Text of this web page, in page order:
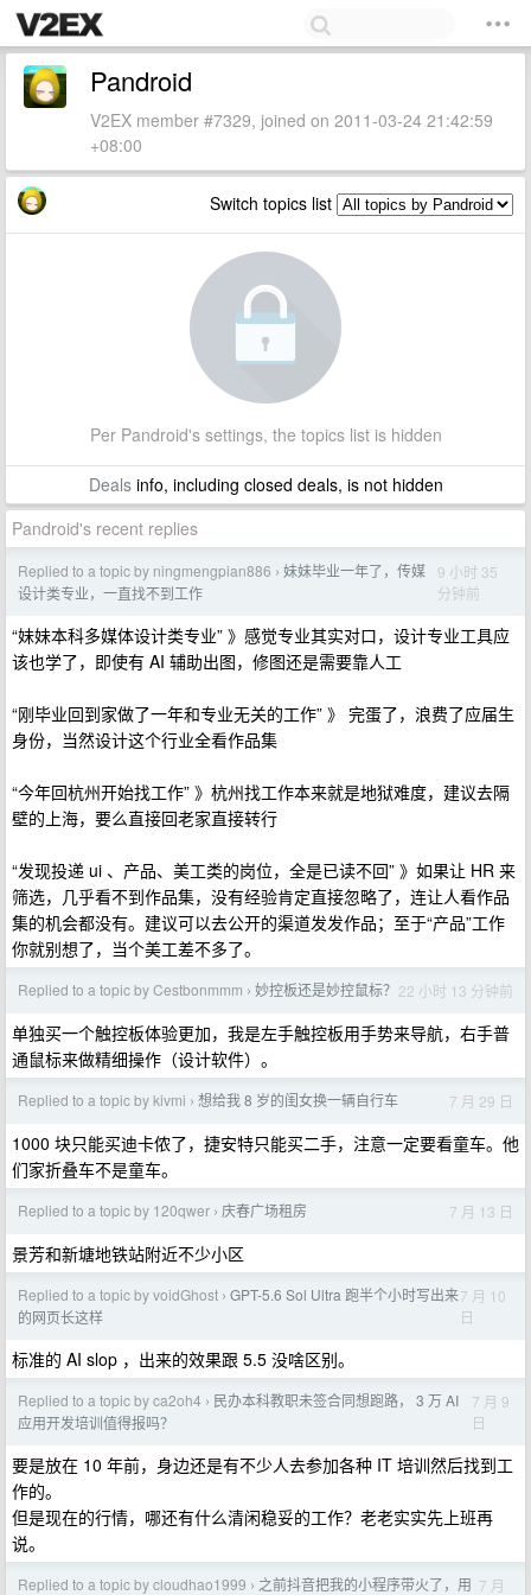
Pandroid
V2EX member #7329, joined on 2011-03-24 21:42:59
+08:00
Switch topics list
Per Pandroid's settings, the topics list is hidden
Dealsinfo, including closed deals, is not hidden
Pandroid's recent replies
Replied to a topic by ningmengpian886 › 妹妹毕业一年了，传媒
设计类专业，一直找不到工作
9 小时 35
分钟前
“妹妹本科多媒体设计类专业” 》感觉专业其实对口，设计专业工具应
该也学了，即使有 AI 辅助出图，修图还是需要靠人工
“刚毕业回到家做了一年和专业无关的工作” 》 完蛋了，浪费了应届生
身份，当然设计这个行业全看作品集
“今年回杭州开始找工作” 》杭州找工作本来就是地狱难度，建议去隔
壁的上海，要么直接回老家直接转行
“发现投递 ui 、产品、美工类的岗位，全是已读不回” 》如果让 HR 来
筛选，几乎看不到作品集，没有经验肯定直接忽略了，连让人看作品
集的机会都没有。建议可以去公开的渠道发发作品；至于“产品”工作
你就别想了，当个美工差不多了。
Replied to a topic by Cestbonmmm › 妙控板还是妙控鼠标？ 22 小时 13 分钟前
单独买一个触控板体验更加，我是左手触控板用手势来导航，右手普
通鼠标来做精细操作（设计软件）。
Replied to a topic by kivmi › 想给我 8 岁的闺女换一辆自行车 7 月 29 日
1000 块只能买迪卡侬了，捷安特只能买二手，注意一定要看童车。他
们家折叠车不是童车。
Replied to a topic by 120qwer › 庆春广场租房 7 月 13 日
景芳和新塘地铁站附近不少小区
Replied to a topic by voidGhost › GPT-5.6 Sol Ultra 跑半个小时写出来
的网页长这样
7 月 10
日
标准的 AI slop ，出来的效果跟 5.5 没啥区别。
Replied to a topic by ca2oh4 › 民办本科教职未签合同想跑路， 3 万 AI
应用开发培训值得报吗？
7 月 9
日
要是放在 10 年前，身边还是有不少人去参加各种 IT 培训然后找到工
作的。
但是现在的行情，哪还有什么清闲稳妥的工作？老老实实先上班再
说。
Replied to a topic by cloudhao1999 › 之前抖音把我的小程序带火了，用 7 月